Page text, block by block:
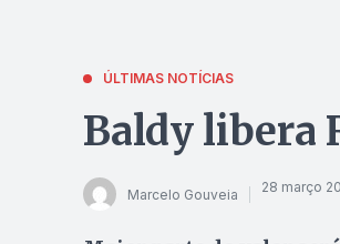
ÚLTIMAS NOTÍCIAS
Baldy libera
Marcelo Gouveia 28 março